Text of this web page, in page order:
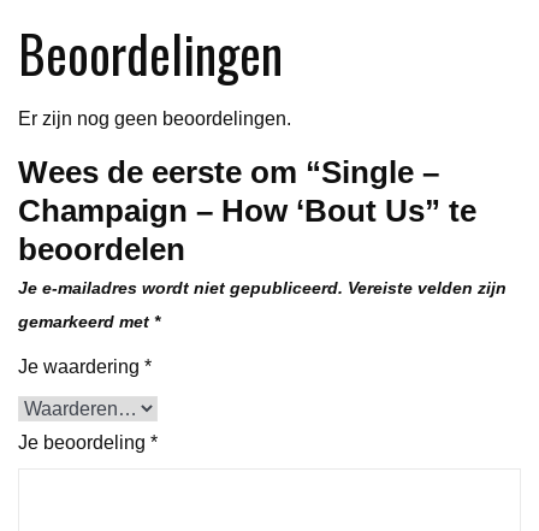
Beoordelingen
Er zijn nog geen beoordelingen.
Wees de eerste om “Single –
Champaign – How ‘Bout Us” te
beoordelen
Je e-mailadres wordt niet gepubliceerd. Vereiste velden zijn
gemarkeerd met *
Je waardering *
Je beoordeling *